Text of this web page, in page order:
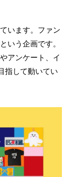
います。ファン
いう企画です。
アンケート、イ
指して動いてい